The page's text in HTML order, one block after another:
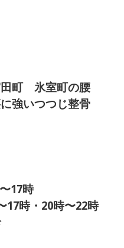
町 氷室町の腰
に強いつつじ整骨
17時
時・20時〜22時